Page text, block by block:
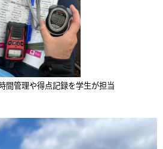
間管理や得点記録を学生が担当